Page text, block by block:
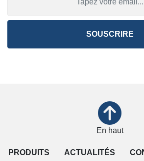
SOUSCRIRE
PRODUITS ACTUALITÉS
En haut